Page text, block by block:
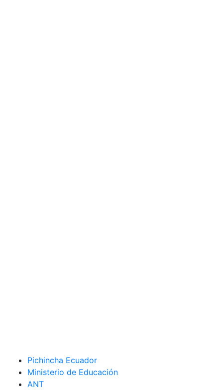
Pichincha Ecuador
Ministerio de Educación
ANT